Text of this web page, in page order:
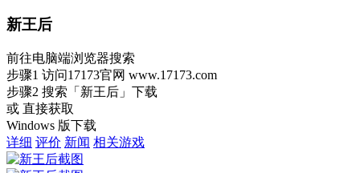
新王后
前往电脑端浏览器搜索
步骤1 访问17173官网 www.17173.com
步骤2 搜索 「新王后」 下载
或 直接获取
Windows 版下载
详细 评价 新闻 相关游戏